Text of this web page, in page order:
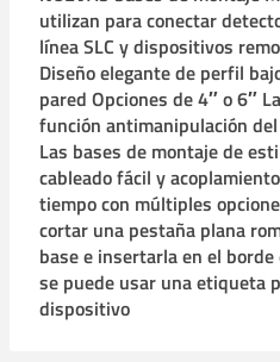
utilizan para conectar
línea SLC y dispositivos
Diseño elegante de perfil
pared Opciones de 4″ o 6″
función antimanipulación del
Las bases de montaje de
cableado fácil y
tiempo con múltiples
cortar una pestaña plana
base e insertarla en el
se puede usar una etiqueta
dispositivo